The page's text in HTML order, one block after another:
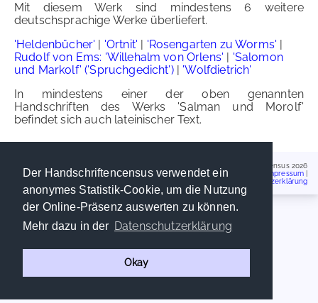
Der Handschriftencensus verwendet ein
anonymes Statistik-Cookie, um die Nutzung
der Online-Präsenz auswerten zu können.
Mehr dazu in der Datenschutzerklärung
Okay
Mit diesem Werk sind mindestens 6 weitere
deutschsprachige Werke überliefert.
'Heldenbücher' | 'Ortnit' | 'Rosengarten zu Worms' |
Rudolf von Ems: 'Willehalm von Orlens' | 'Salomon
und Markolf' ('Spruchgedicht')| 'Wolfdietrich'
In mindestens einer der oben genannten
Handschriften des Werks 'Salman und Morolf'
befindet sich auch lateinischer Text.
Handschriftencensus 2026
Impressum
Datenschutzerklärung